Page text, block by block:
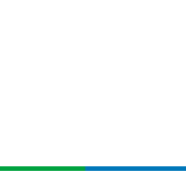
オフィスチェア 椅子 テレワー
ネス向けプレミアムモニター |
ーシック ペットシーツ 薄型 レ